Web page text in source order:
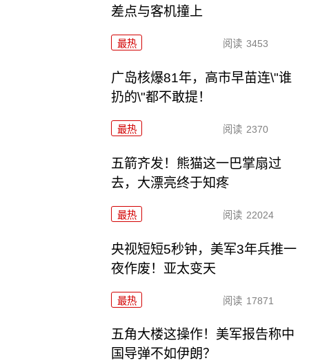
差点与客机撞上
最热 阅读 3453
广岛核爆81年，高市早苗连\"谁
扔的\"都不敢提！
最热 阅读 2370
五箭齐发！熊猫这一巴掌扇过
去，大漂亮终于知疼
最热 阅读 22024
央视短短5秒钟，美军3年兵推一
夜作废！亚太变天
最热 阅读 17871
五角大楼这操作！美军报告称中
国导弹不如伊朗？